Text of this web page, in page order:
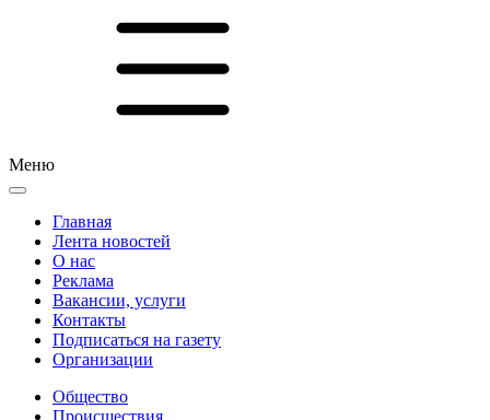
Меню
Главная
Лента новостей
О нас
Реклама
Вакансии, услуги
Контакты
Подписаться на газету
Организации
Общество
Происшествия